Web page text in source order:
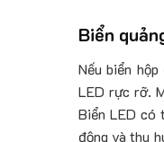
Biển
Nếu biển
LED rực rỡ.
Biển LED có
động và thu